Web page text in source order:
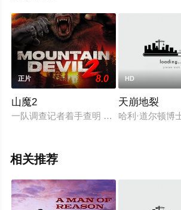
正片 8.0
山魔2
一队调查记者着手查明 1976 年出版的一
HD
天崩地裂
哈利·道尔顿博
相关推荐